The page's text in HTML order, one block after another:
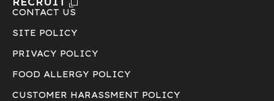
CONTACT US
SITE POLICY
PRIVACY POLICY
FOOD ALLERGY POLICY
CUSTOMER HARASSMENT POLICY